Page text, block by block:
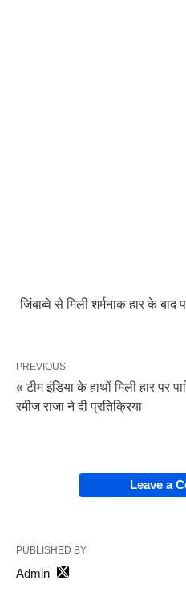
जिंबाब्वे से मिली शर्मनाक हार के
PREVIOUS
« टीम इंडिया के हाथों मिली हार पर
रमीज राजा ने दी प्रतिक्रिया
Leave a
PUBLISHED BY
Admin